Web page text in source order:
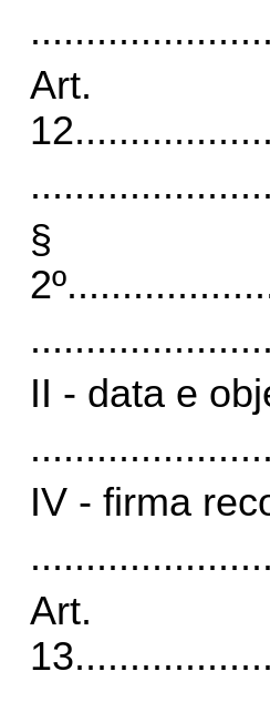
.
Art.
12.
§
2º
II - data e
IV - firma
Art.
13.